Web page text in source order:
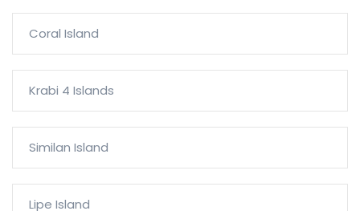
Coral Island
Krabi 4 Islands
Similan Island
Lipe Island